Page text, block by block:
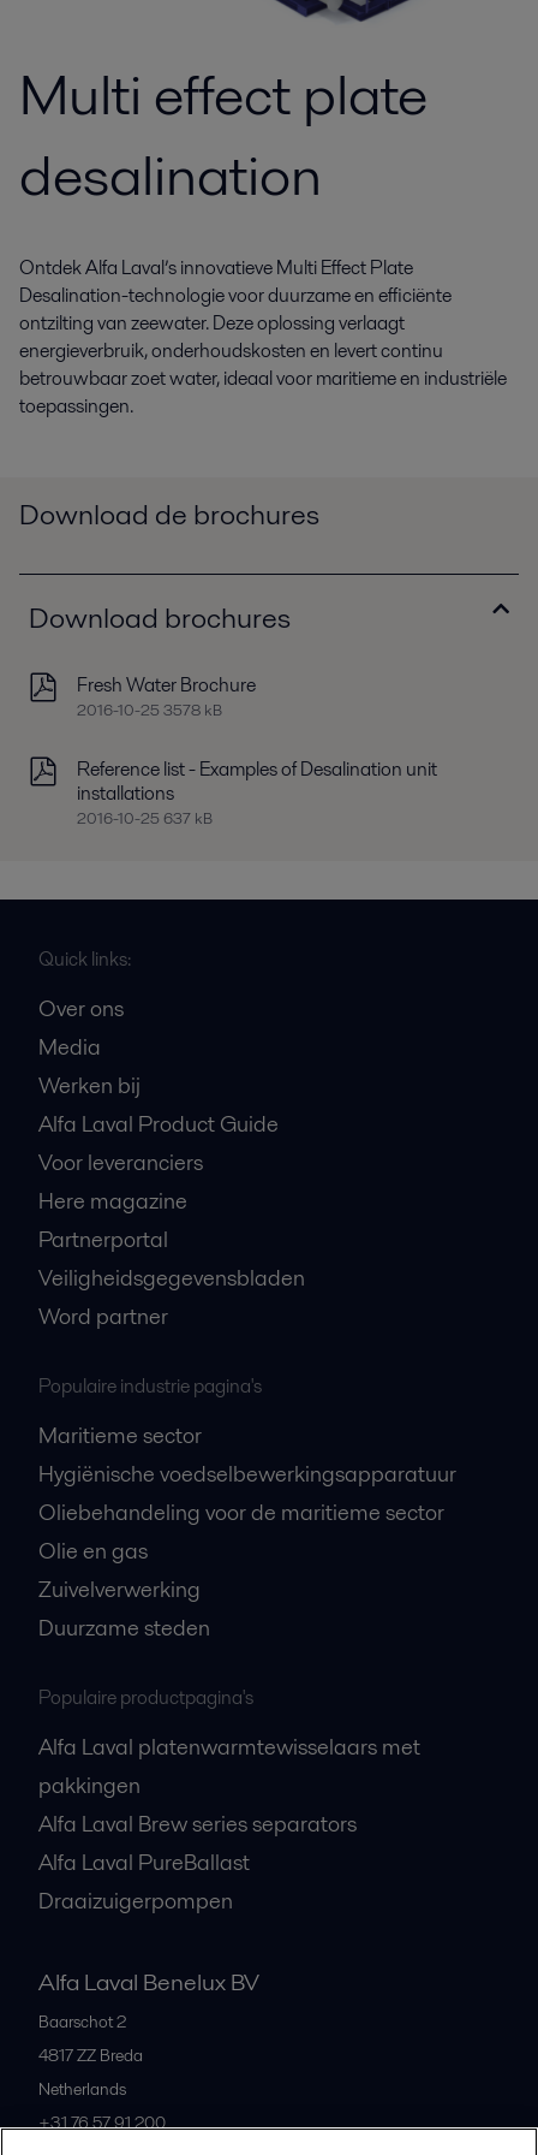
Multi effect plate
desalination
Ontdek Alfa Laval’s innovatieve Multi Effect Plate
Desalination-technologie voor duurzame en efficiënte
ontzilting van zeewater. Deze oplossing verlaagt
energieverbruik, onderhoudskosten en levert continu
betrouwbaar zoet water, ideaal voor maritieme en industriële
toepassingen.
Download de brochures
Download brochures
Fresh Water Brochure
2016-10-25 3578 kB
Reference list - Examples of Desalination unit
installations
2016-10-25 637 kB
Quick links:
Over ons
Media
Werken bij
Alfa Laval Product Guide
Voor leveranciers
Here magazine
Partnerportal
Veiligheidsgegevensbladen
Word partner
Populaire industrie pagina's
Maritieme sector
Hygiënische voedselbewerkingsapparatuur
Oliebehandeling voor de maritieme sector
Olie en gas
Zuivelverwerking
Duurzame steden
Populaire productpagina's
Alfa Laval platenwarmtewisselaars met
pakkingen
Alfa Laval Brew series separators
Alfa Laval PureBallast
Draaizuigerpompen
Alfa Laval Benelux BV
Baarschot 2
4817 ZZ Breda
Netherlands
+31 76 57 91 200